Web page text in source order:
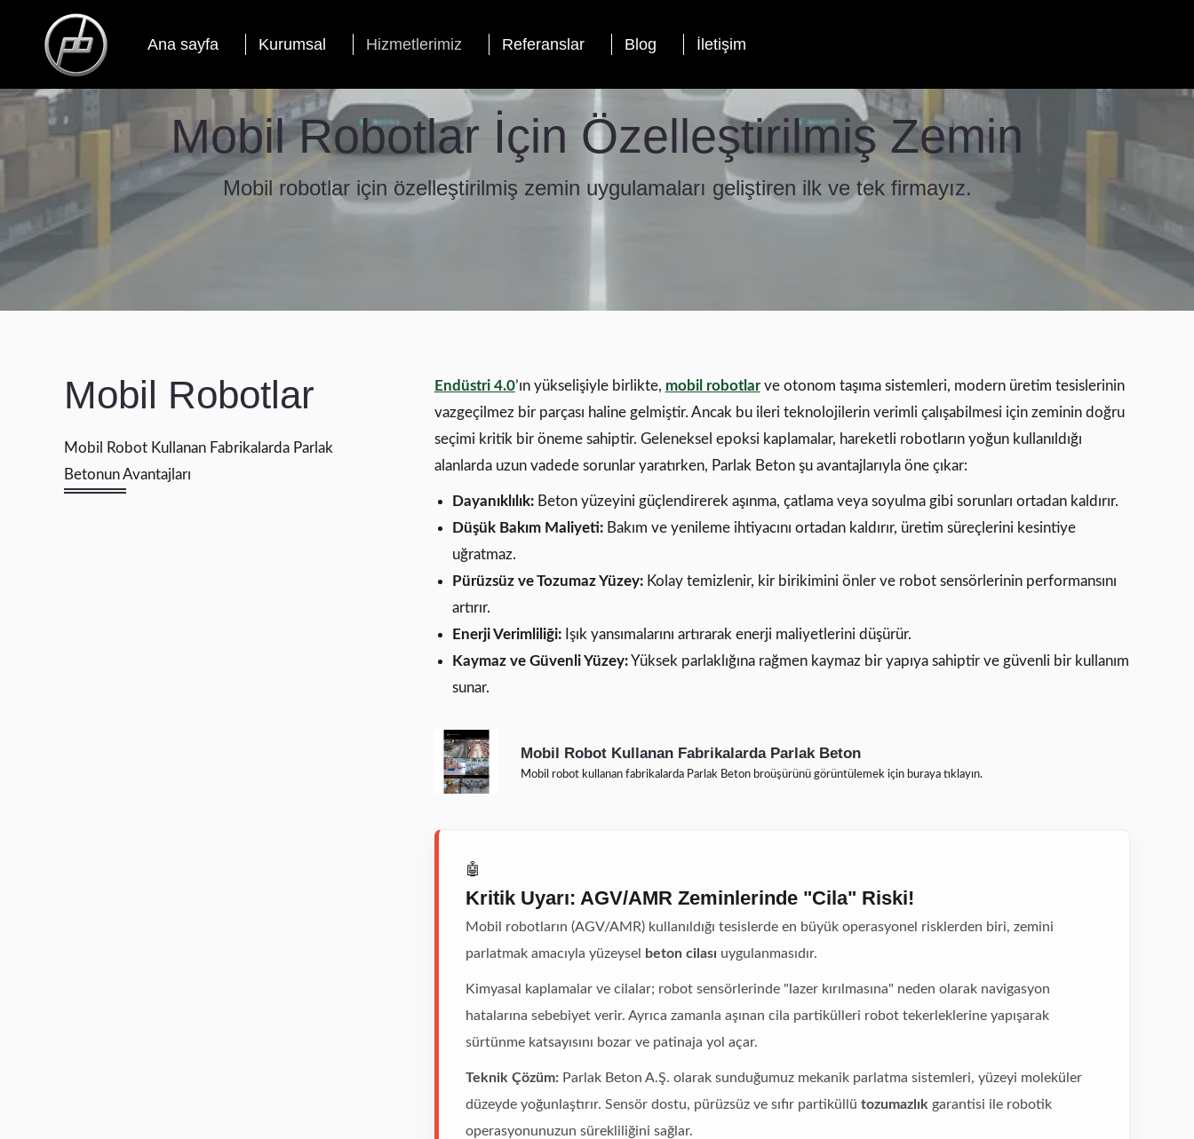
Ana sayfa Kurumsal Hizmetlerimiz Referanslar Blog İletişim
Mobil Robotlar İçin Özelleştirilmiş Zemin
Mobil robotlar için özelleştirilmiş zemin uygulamaları geliştiren ilk ve tek firmayız.
Mobil Robotlar
Mobil Robot Kullanan Fabrikalarda Parlak
Betonun Avantajları
Endüstri 4.0’ın yükselişiyle birlikte, mobil robotlarve otonom taşıma sistemleri, modern üretim tesislerinin
vazgeçilmez bir parçası haline gelmiştir. Ancak bu ileri teknolojilerin verimli çalışabilmesi için zeminin doğru
seçimi kritik bir öneme sahiptir. Geleneksel epoksi kaplamalar, hareketli robotların yoğun kullanıldığı
alanlarda uzun vadede sorunlar yaratırken, Parlak Beton şu avantajlarıyla öne çıkar:
Dayanıklılık:Beton yüzeyini güçlendirerek aşınma, çatlama veya soyulma gibi sorunları ortadan kaldırır.
Düşük Bakım Maliyeti:Bakım ve yenileme ihtiyacını ortadan kaldırır, üretim süreçlerini kesintiye
uğratmaz.
Pürüzsüz ve Tozumaz Yüzey:Kolay temizlenir, kir birikimini önler ve robot sensörlerinin performansını
artırır.
Enerji Verimliliği:Işık yansımalarını artırarak enerji maliyetlerini düşürür.
Kaymaz ve Güvenli Yüzey:Yüksek parlaklığına rağmen kaymaz bir yapıya sahiptir ve güvenli bir kullanım
sunar.
Mobil Robot Kullanan Fabrikalarda Parlak Beton
Mobil robot kullanan fabrikalarda Parlak Beton broüşürünü görüntülemek için buraya tıklayın.
🤖
Kritik Uyarı: AGV/AMR Zeminlerinde "Cila" Riski!
Mobil robotların (AGV/AMR) kullanıldığı tesislerde en büyük operasyonel risklerden biri, zemini
parlatmak amacıyla yüzeysel
beton cilası uygulanmasıdır.
Kimyasal kaplamalar ve cilalar; robot sensörlerinde "lazer kırılmasına" neden olarak navigasyon
hatalarına sebebiyet verir. Ayrıca zamanla aşınan cila partikülleri robot tekerleklerine yapışarak
sürtünme katsayısını bozar ve patinaja yol açar.
Teknik Çözüm:Parlak Beton A.Ş. olarak sunduğumuz mekanik parlatma sistemleri, yüzeyi moleküler
düzeyde yoğunlaştırır. Sensör dostu, pürüzsüz ve sıfır partiküllü tozumazlık garantisi ile robotik
operasyonunuzun sürekliliğini sağlar.